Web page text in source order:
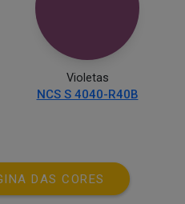
Violetas
NCS S 4040-R40B
DAS CORES